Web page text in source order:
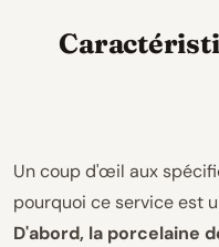
Un coup d'œil aux
pourquoi ce service est
D'abord, la porcelaine